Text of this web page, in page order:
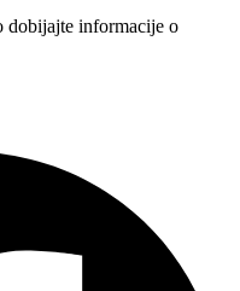
dobijajte informacije o